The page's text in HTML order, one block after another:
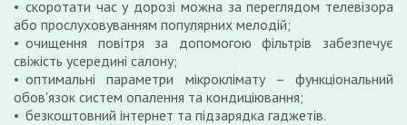
скоротати час у дорозі можна за переглядом телевізора
або прослуховуванням популярних мелодій;
очищення повітря за допомогою фільтрів забезпечує
свіжість усередині салону;
оптимальні параметри мікроклімату – функціональний
обов'язок систем опалення та кондиціювання;
безкоштовний інтернет та підзарядка гаджетів.